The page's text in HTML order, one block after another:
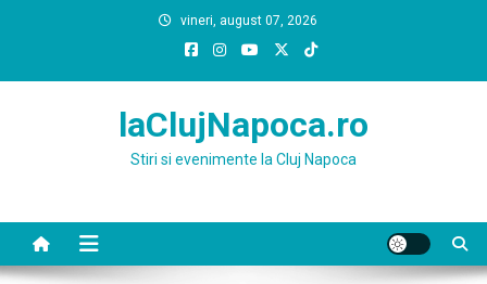
vineri, august 07, 2026
laClujNapoca.ro
Stiri si evenimente la Cluj Napoca